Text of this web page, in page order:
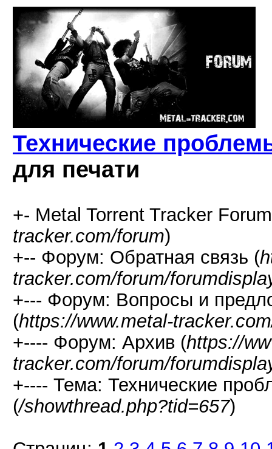
Технические
для печати
+- Metal Torrent Tracker
tracker.com/forum)
+-- Форум: Обратная связь (
tracker.com/forum/
+--- Форум: Вопросы и
(https://www.metal-
+---- Форум: Архив (https://
tracker.com/forum/
+---- Тема: Технические
(/showthread.php?tid=657)